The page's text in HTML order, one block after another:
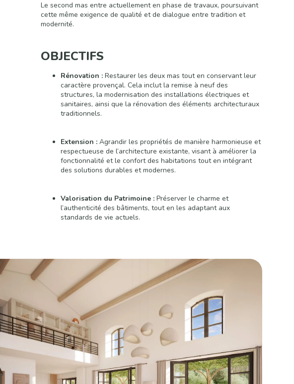
Le second mas entre actuellement en phase de travaux, poursuivant
cette même exigence de qualité et de dialogue entre tradition et
modernité.
OBJECTIFS
Rénovation : Restaurer les deux mas tout en conservant leur
caractère provençal. Cela inclut la remise à neuf des
structures, la modernisation des installations électriques et
sanitaires, ainsi que la rénovation des éléments architecturaux
traditionnels.
Extension : Agrandir les propriétés de manière harmonieuse et
respectueuse de l’architecture existante, visant à améliorer la
fonctionnalité et le confort des habitations tout en intégrant
des solutions durables et modernes.
Valorisation du Patrimoine : Préserver le charme et
l’authenticité des bâtiments, tout en les adaptant aux
standards de vie actuels.